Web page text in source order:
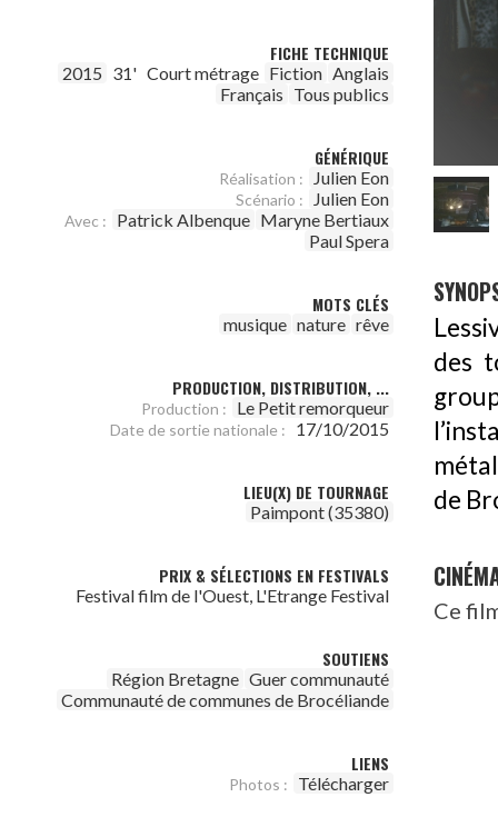
FICHE TECHNIQUE
2015 31' Court métrage Fiction Anglais
Français Tous publics
GÉNÉRIQUE
Réalisation : Julien Eon
Scénario : Julien Eon
Avec : Patrick Albenque Maryne Bertiaux
Paul Spera
MOTS CLÉS
musique nature rêve
PRODUCTION, DISTRIBUTION, ...
Production : Le Petit remorqueur
Date de sortie nationale : 17/10/2015
LIEU(X) DE TOURNAGE
Paimpont (35380)
PRIX & SÉLECTIONS EN FESTIVALS
Festival film de l'Ouest, L'Etrange Festival
SOUTIENS
Région Bretagne Guer communauté
Communauté de communes de Brocéliande
LIENS
Photos : Télécharger
des
de
Ce